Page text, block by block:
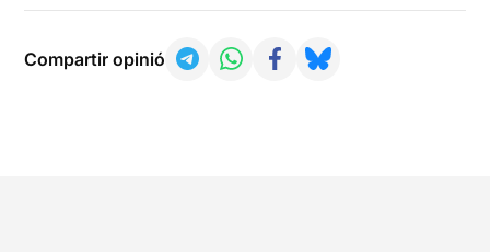
Compartir opinió